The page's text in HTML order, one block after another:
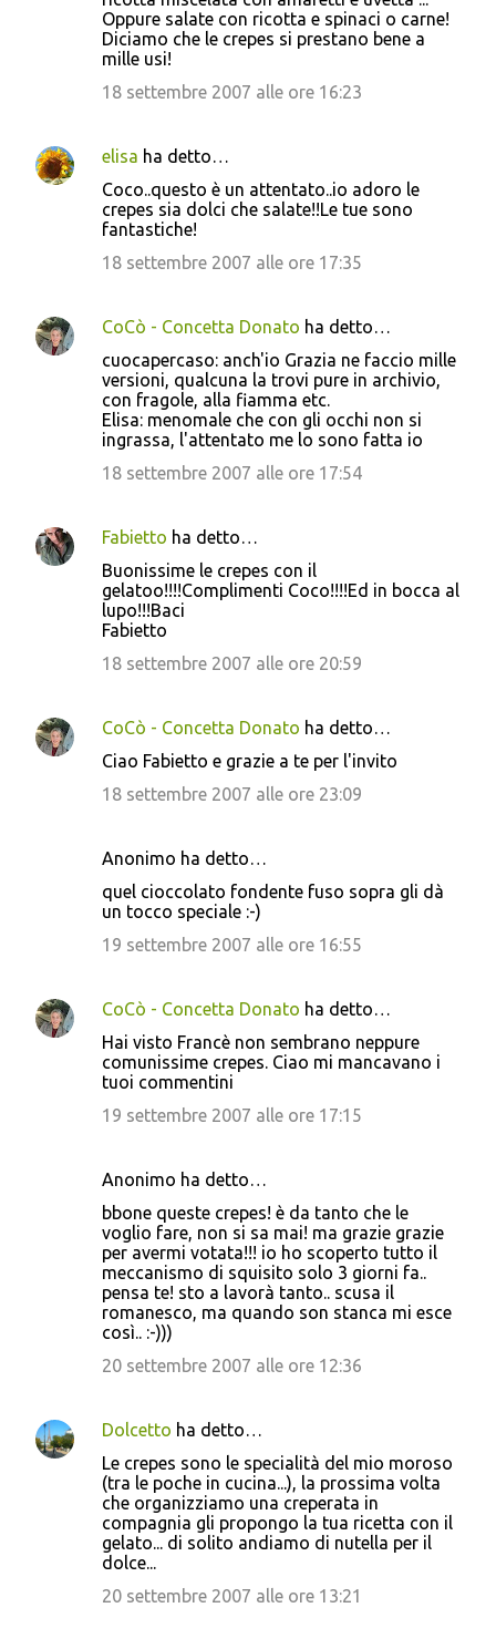
Oppure salate con ricotta e spinaci o carne!
Diciamo che le crepes si prestano bene a
mille usi!
18 settembre 2007 alle ore 16:23
elisa ha detto…
Coco..questo è un attentato..io adoro le
crepes sia dolci che salate!!Le tue sono
fantastiche!
18 settembre 2007 alle ore 17:35
CoCò - Concetta Donato ha detto…
cuocapercaso: anch'io Grazia ne faccio mille
versioni, qualcuna la trovi pure in archivio,
con fragole, alla fiamma etc.
Elisa: menomale che con gli occhi non si
ingrassa, l'attentato me lo sono fatta io
18 settembre 2007 alle ore 17:54
Fabietto ha detto…
Buonissime le crepes con il
gelatoo!!!!Complimenti Coco!!!!Ed in bocca al
lupo!!!Baci
Fabietto
18 settembre 2007 alle ore 20:59
CoCò - Concetta Donato ha detto…
Ciao Fabietto e grazie a te per l'invito
18 settembre 2007 alle ore 23:09
Anonimo ha detto…
quel cioccolato fondente fuso sopra gli dà
un tocco speciale :-)
19 settembre 2007 alle ore 16:55
CoCò - Concetta Donato ha detto…
Hai visto Francè non sembrano neppure
comunissime crepes. Ciao mi mancavano i
tuoi commentini
19 settembre 2007 alle ore 17:15
Anonimo ha detto…
bbone queste crepes! è da tanto che le
voglio fare, non si sa mai! ma grazie grazie
per avermi votata!!! io ho scoperto tutto il
meccanismo di squisito solo 3 giorni fa..
pensa te! sto a lavorà tanto.. scusa il
romanesco, ma quando son stanca mi esce
così.. :-)))
20 settembre 2007 alle ore 12:36
Dolcetto ha detto…
Le crepes sono le specialità del mio moroso
(tra le poche in cucina...), la prossima volta
che organizziamo una creperata in
compagnia gli propongo la tua ricetta con il
gelato... di solito andiamo di nutella per il
dolce...
20 settembre 2007 alle ore 13:21